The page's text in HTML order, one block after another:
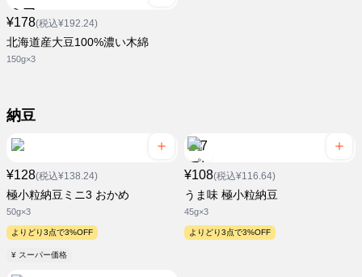
¥178(税込¥192.24)
北海道産大豆100%濃い木綿
150g×3
納豆
¥128(税込¥138.24)
極小粒納豆ミニ3 おかめ
50g×3
よりどり3点で3%OFF
¥ スーパー価格
¥108(税込¥116.64)
うま味 極小粒納豆
45g×3
よりどり3点で3%OFF